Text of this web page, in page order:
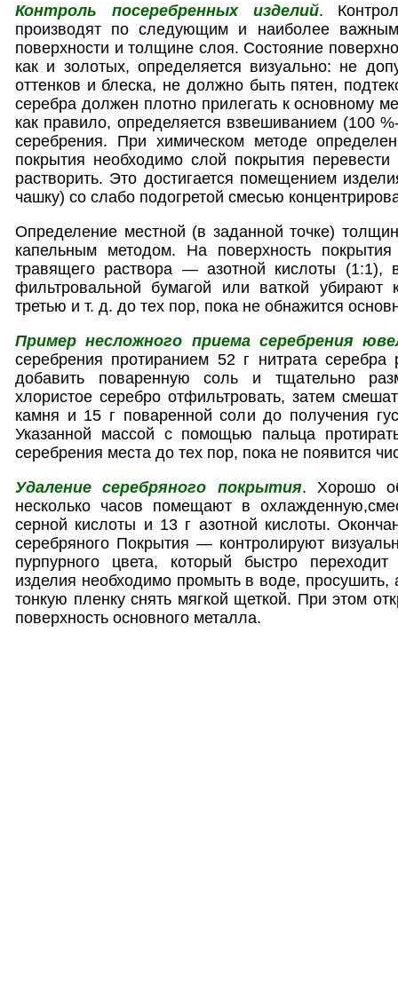
Контроль посеребренных изделий.
производят по следующим и наиболее важным
поверхности и толщине слоя. Состояние
как и золотых, определяется визуально: не
оттенков и блеска, не должно быть пятен,
серебра должен плотно прилегать к основному
как правило, определяется взвешиванием (100
серебрения. При химическом методе
покрытия необходимо слой покрытия
растворить. Это достигается помещением
чашку) со слабо подогретой смесью
Определение местной (в заданной точке)
капельным методом. На поверхность
травящего раствора — азотной кислоты (1:1),
фильтровальной бумагой или ваткой
третью и т. д. до тех пор, пока не обнажится
Пример несложного приема серебрения
серебрения протиранием 52 г нитрата
добавить поваренную соль и тщательно
хлористое серебро отфильтровать, затем
камня и 15 г поваренной соли до получения
Указанной массой с помощью пальца
серебрения места до тех пор, пока не появится
Удаление серебряного покрытия. Хорошо
несколько часов помещают в
серной кислоты и 13 г азотной кислоты.
серебряного Покрытия — контролируют
пурпурного цвета, который быстро
изделия необходимо промыть в воде, просушить,
тонкую пленку снять мягкой щеткой. При этом
поверхность основного металла.